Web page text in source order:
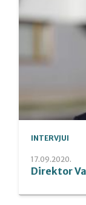
INTERVJUI
17.09.2020.
Direktor